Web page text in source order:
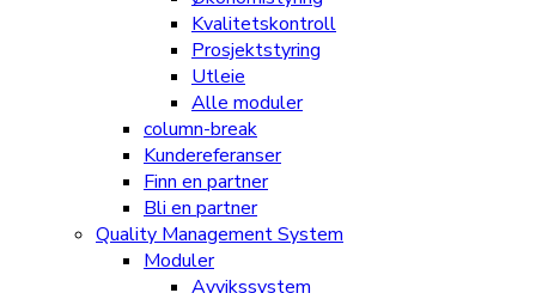
Kvalitetskontroll
Prosjektstyring
Utleie
Alle moduler
column-break
Kundereferanser
Finn en partner
Bli en partner
Quality Management System
Moduler
Avvikssystem